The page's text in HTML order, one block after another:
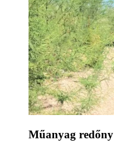
Műanyag redőny